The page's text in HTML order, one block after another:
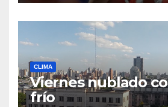
CLIMA
Viernes nublado
frío